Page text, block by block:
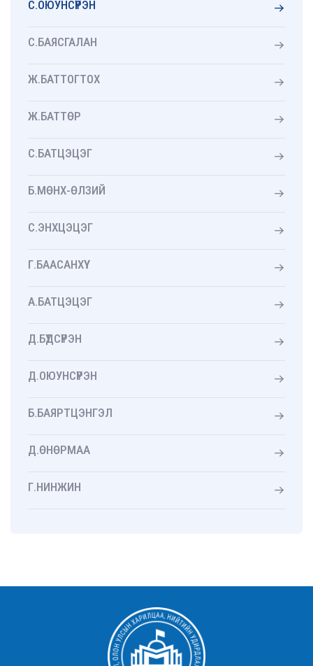
С.ОЮУНСҮРЭН
С.БАЯСГАЛАН
Ж.БАТТОГТОХ
Ж.БАТТӨР
С.БАТЦЭЦЭГ
Б.МӨНХ-ӨЛЗИЙ
С.ЭНХЦЭЦЭГ
Г.БААСАНХҮҮ
А.БАТЦЭЦЭГ
Д.БҮДСҮРЭН
Д.ОЮУНСҮРЭН
Б.БАЯРТЦЭНГЭЛ
Д.ӨНӨРМАА
Г.НИНЖИН